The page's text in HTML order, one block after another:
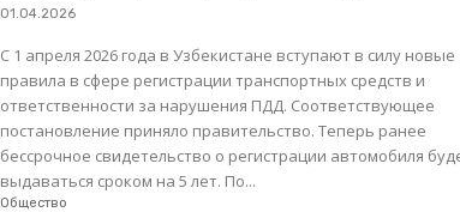
01.04.2026
С 1 апреля 2026 года в Узбекистане вступают в силу новые
правила в сфере регистрации транспортных средств и
ответственности за нарушения ПДД. Соответствующее
постановление приняло правительство. Теперь ранее
бессрочное свидетельство о регистрации автомобиля
выдаваться сроком на 5 лет. По...
Общество